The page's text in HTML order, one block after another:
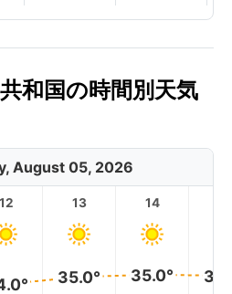
和国の時間別天気
August 05, 2026
12 13
35.0°
14
35.0°